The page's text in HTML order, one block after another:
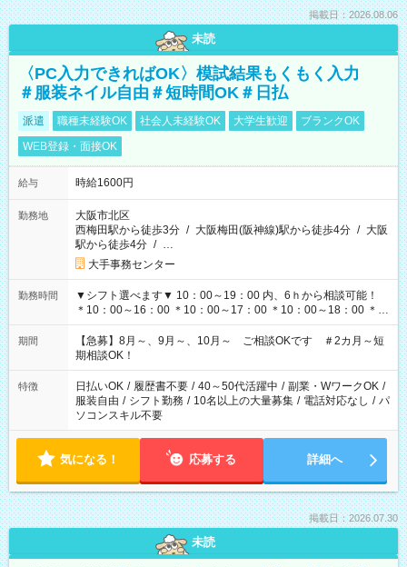
掲載日：2026.08.06
未読
〈PC入力できればOK〉模試結果もくもく入力
＃服装ネイル自由＃短時間OK＃日払
派遣 職種未経験OK 社会人未経験OK 大学生歓迎
ブランクOK
WEB登録・面接OK
給与 時給1600円
勤務地
大阪市北区
西梅田駅から徒歩3分 / 大阪梅田(阪神線)駅から徒歩4分 / 大阪
駅から徒歩4分 / …
大手事務センター
勤務時間
▼シフト選べます▼ 10：00～19：00 内、6ｈから相談可能！
＊10：00～16：00 ＊10：00～17：00 ＊10：00～18：00 ＊
11：00～19：00 ＊12：00～19：00 ＊13：00～19：00
期間
【急募】8月～、9月～、10月～ ご相談OKです ＃2カ月～短
期相談OK！
特徴 日払いOK / 履歴書不要 / 40～50代活躍中 / 副業・WワークOK /
服装自由 / シフト勤務 / 10名以上の大量募集 / 電話対応なし / パ
ソコンスキル不要
気になる！ 応募する 詳細へ
掲載日：2026.07.30
未読